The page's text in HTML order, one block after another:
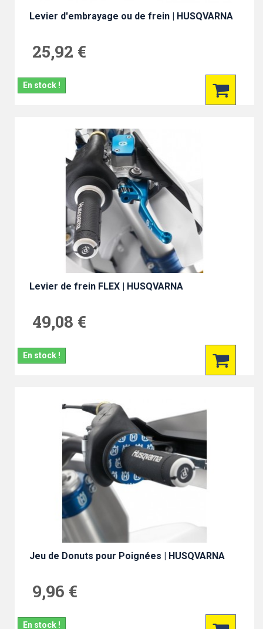
Levier d'embrayage ou de frein | HUSQVARNA
25,92 €
En stock !
Levier de frein FLEX | HUSQVARNA
49,08 €
En stock !
Jeu de Donuts pour Poignées | HUSQVARNA
9,96 €
En stock !